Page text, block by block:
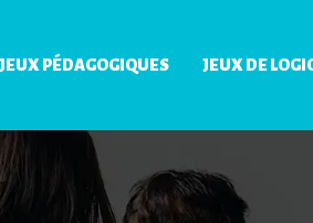
JEUX PÉDAGOGIQUES JEUX DE